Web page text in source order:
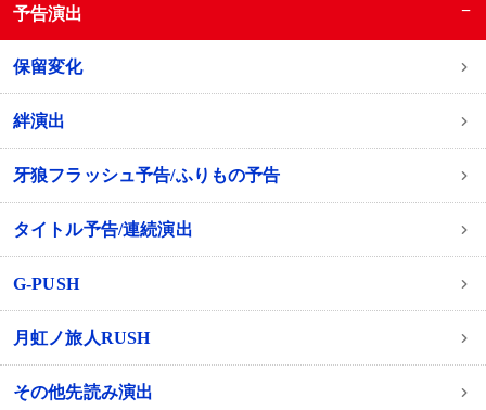
予告演出 −
保留変化
絆演出
牙狼フラッシュ予告/ふりもの予告
タイトル予告/連続演出
G-PUSH
月虹ノ旅人RUSH
その他先読み演出